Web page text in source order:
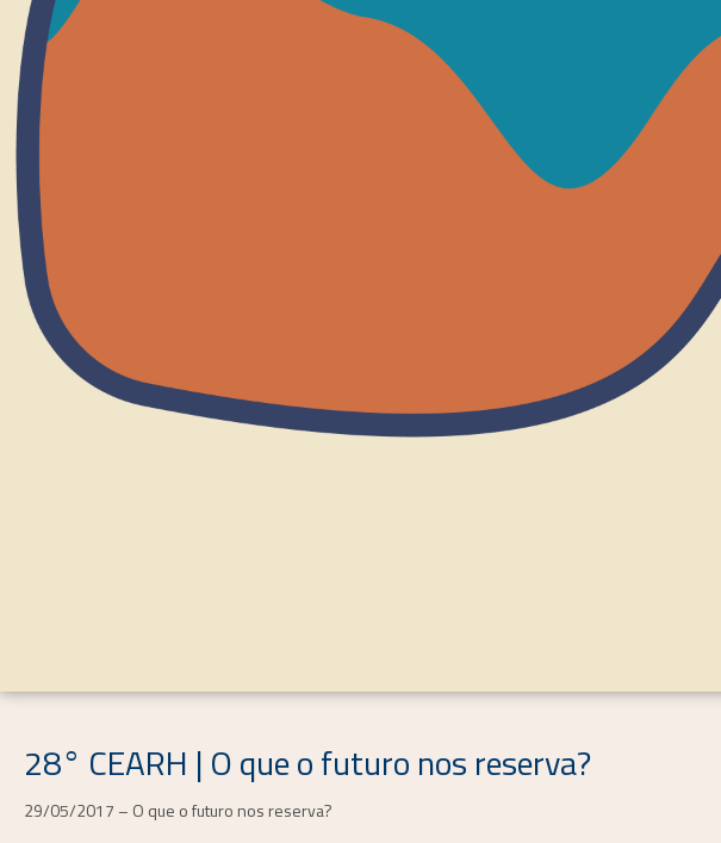
28° CEARH | O que o futuro nos reserva?
29/05/2017 – O que o futuro nos reserva?